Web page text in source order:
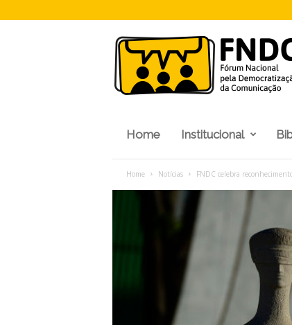
N
D
C
Home Institucional
Home Notícias FNDC celebra